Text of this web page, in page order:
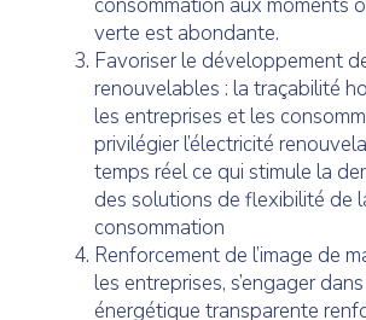
verte est abondante.
Favoriser le développement
renouvelables : la traçabilité
les entreprises et les
privilégier l’électricité
temps réel ce qui stimule la
des solutions de flexibilité de
consommation
Renforcement de l’image de
les entreprises, s’engager
énergétique transparente